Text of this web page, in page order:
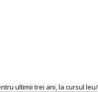
ultimii trei ani, la cursul